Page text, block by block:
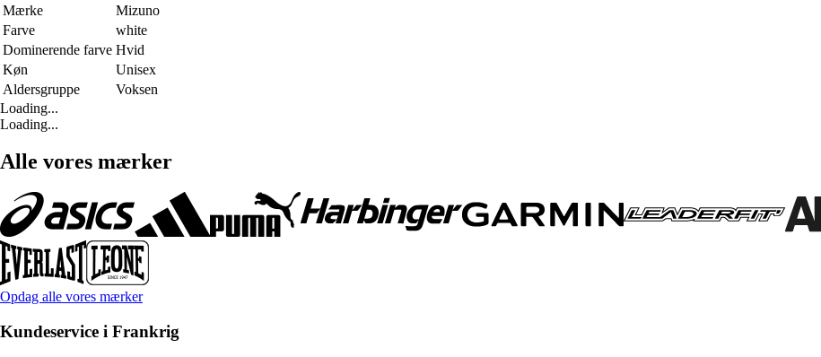
Mærke
Mizuno
Farve
white
Dominerende farve Hvid
Køn
Unisex
Aldersgruppe
Voksen
Loading...
Loading...
Alle vores mærker
Opdag alle vores mærker
Kundeservice i Frankrig